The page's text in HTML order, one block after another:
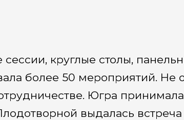
сессии, круглые столы,
более 50 мероприятий. Не
Югра
выдалась